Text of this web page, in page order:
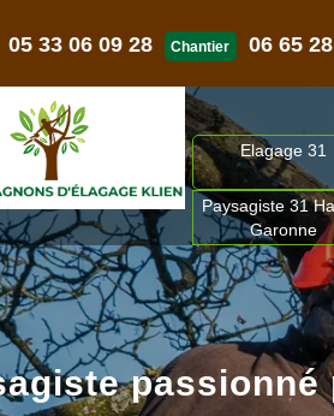
05 33 06 09 28 Chantier 06 65
Elagage 31
Paysagiste 31
Garonne
passionné